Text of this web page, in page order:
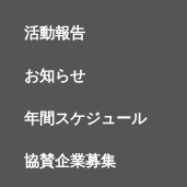
活動報告
お知らせ
年間スケジュール
協賛企業募集